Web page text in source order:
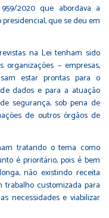
2020 que abordava a
que se deu em
na Lei tenham sido
organizações – empresas,
estar prontas para o
dados e para a atuação
segurança, sob pena de
de outros órgãos de
tratando o tema como
é prioritário, pois é bem
não existindo receita
customizada para
necessidades e viabilizar